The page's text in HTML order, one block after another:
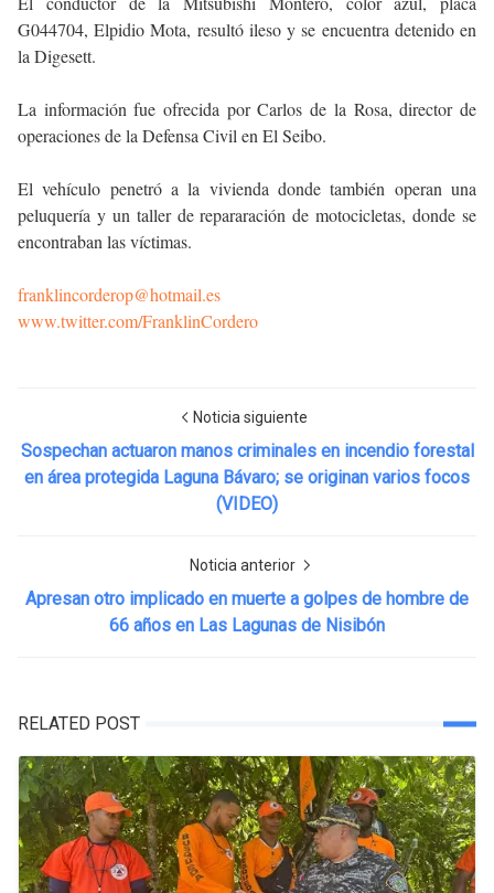
G044704, Elpidio Mota, resultó ileso y se encuentra detenido en
la Digesett.
La información fue ofrecida por Carlos de la Rosa, director de
operaciones de la Defensa Civil en El Seibo.
El vehículo penetró a la vivienda donde también operan una
peluquería y un taller de repararación de motocicletas, donde se
encontraban las víctimas.
franklincorderop@hotmail.es
www.twitter.com/FranklinCordero
Noticia siguiente
Sospechan actuaron manos criminales en incendio forestal
en área protegida Laguna Bávaro; se originan varios focos
(VIDEO)
Noticia anterior
Apresan otro implicado en muerte a golpes de hombre de
66 años en Las Lagunas de Nisibón
RELATED POST